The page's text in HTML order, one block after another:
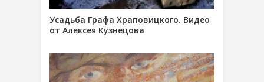
Усадьба Графа Храповицкого. Видео
от Алексея Кузнецова